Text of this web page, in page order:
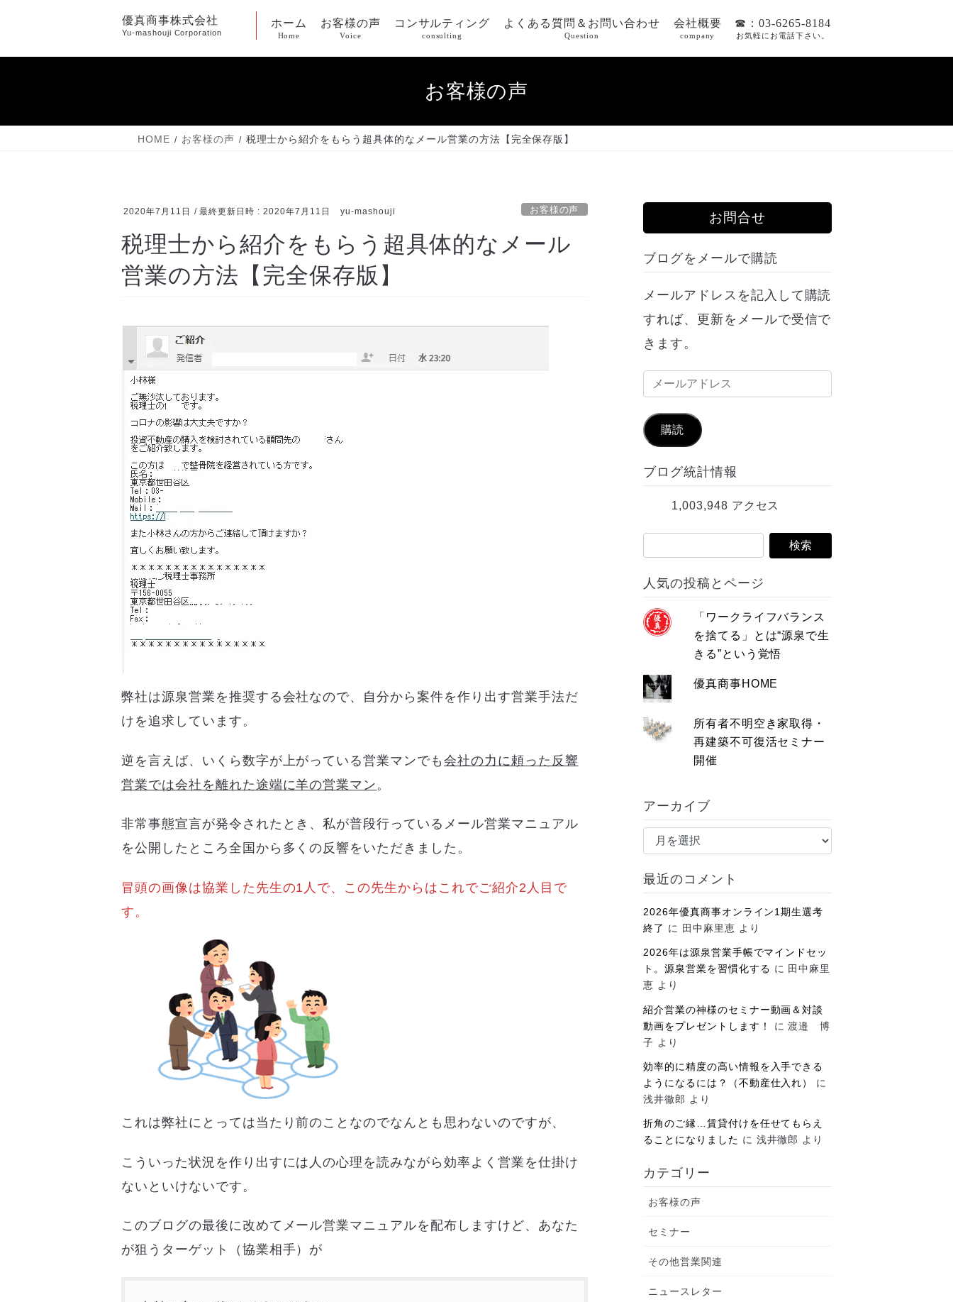
ン
キ
ー
に
優真商事株式会社
Yu-mashouji Corporation
ホーム
Home
お客様の声
Voice
コンサルティング
consulting
よくある質問＆お問い合わせ
Question
会社概要
company
☎：03-6265-8184
お気軽にお電話下さい。
お客様の声
HOME お客様の声 税理士から紹介をもらう超具体的なメール営業の方法【完全保存版】
2020年7月11日 / 最終更新日時 :2020年7月11日 yu-mashouji お客様の声
税理士から紹介をもらう超具体的なメール
営業の方法【完全保存版】
弊社は源泉営業を推奨する会社なので、自分から案件を作り出す営業手法だ
けを追求しています。
逆を言えば、いくら数字が上がっている営業マンでも会社の力に頼った反響
営業では会社を離れた途端に羊の営業マン 。
非常事態宣言が発令されたとき、私が普段行っているメール営業マニュアル
を公開したところ全国から多くの反響をいただきました。
冒頭の画像は協業した先生の1人で、この先生からはこれでご紹介2人目で
す。
これは弊社にとっては当たり前のことなのでなんとも思わないのですが、
こういった状況を作り出すには人の心理を読みながら効率よく営業を仕掛け
ないといけないです。
このブログの最後に改めてメール営業マニュアルを配布しますけど、あなた
が狙うターゲット（協業相手）が
お問合せ
ブログをメールで購読
メールアドレスを記入して購読
すれば、更新をメールで受信で
きます。
ル
ド
購読
ブログ統計情報
1,003,948 アクセス
人気の投稿とページ
「ワークライフバランス
を捨てる」とは“源泉で生
きる”という覚悟
優真商事HOME
所有者不明空き家取得・
再建築不可復活セミナー
開催
アーカイブ
ア
イ
ブ
最近のコメント
2026年優真商事オンライン1期生選考
終了 に 田中麻里恵 より
2026年は源泉営業手帳でマインドセッ
ト。源泉営業を習慣化する に 田中麻里
恵 より
紹介営業の神様のセミナー動画＆対談
動画をプレゼントします！
に渡邉 博
子 より
効率的に精度の高い情報を入手できる
ようになるには？（不動産仕入れ）
に
浅井徹郎 より
折角のご縁…賃貸付けを任せてもらえ
ることになりました に 浅井徹郎 より
カテゴリー
お客様の声
セミナー
その他営業関連
ニュースレター